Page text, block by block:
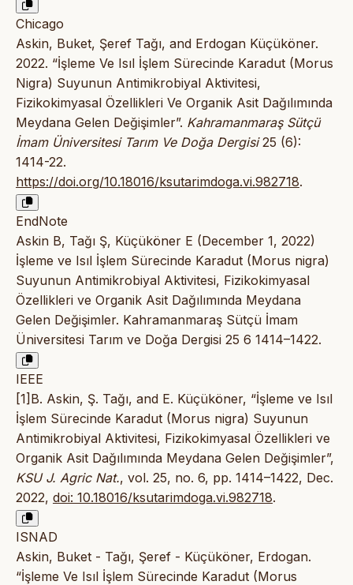
Chicago
Askin, Buket, Şeref Tağı, and Erdogan Küçüköner.
2022. “İşleme Ve Isıl İşlem Sürecinde Karadut (Morus
Nigra) Suyunun Antimikrobiyal Aktivitesi,
Fizikokimyasal Özellikleri Ve Organik Asit Dağılımında
Meydana Gelen Değişimler”. Kahramanmaraş Sütçü
İmam Üniversitesi Tarım Ve Doğa Dergisi25 (6):
1414-22.
https://doi.org/10.18016/ksutarimdoga.vi.982718.
EndNote
Askin B, Tağı Ş, Küçüköner E (December 1, 2022)
İşleme ve Isıl İşlem Sürecinde Karadut (Morus nigra)
Suyunun Antimikrobiyal Aktivitesi, Fizikokimyasal
Özellikleri ve Organik Asit Dağılımında Meydana
Gelen Değişimler. Kahramanmaraş Sütçü İmam
Üniversitesi Tarım ve Doğa Dergisi 25 6 1414–1422.
IEEE
[1]B. Askin, Ş. Tağı, and E. Küçüköner, “İşleme ve Isıl
İşlem Sürecinde Karadut (Morus nigra) Suyunun
Antimikrobiyal Aktivitesi, Fizikokimyasal Özellikleri ve
Organik Asit Dağılımında Meydana Gelen Değişimler”,
KSU J. Agric Nat., vol. 25, no. 6, pp. 1414–1422, Dec.
2022, doi: 10.18016/ksutarimdoga.vi.982718.
ISNAD
Askin, Buket - Tağı, Şeref - Küçüköner, Erdogan.
“İşleme Ve Isıl İşlem Sürecinde Karadut (Morus